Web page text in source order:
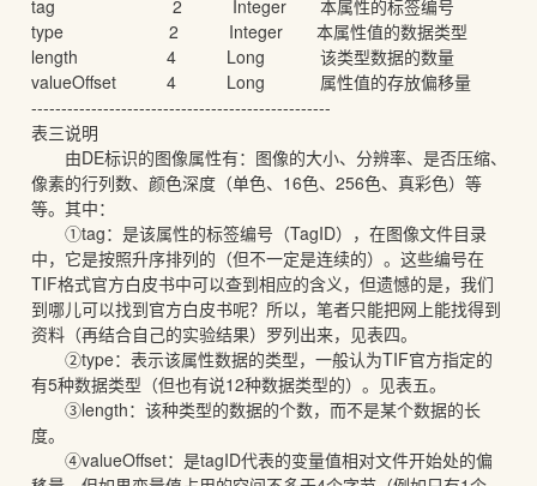
tag 2 Integer 本属性的标签编号
type 2 Integer 本属性值的数据类型
length 4 Long 该类型数据的数量
valueOffset 4 Long 属性值的存放偏移量
--------------------------------------------------
表三说明
由DE标识的图像属性有：图像的大小、分辨率、是否压缩、
像素的行列数、颜色深度（单色、16色、256色、真彩色）等
等。其中：
①tag：是该属性的标签编号（TagID），在图像文件目录
中，它是按照升序排列的（但不一定是连续的）。这些编号在
TIF格式官方白皮书中可以查到相应的含义，但遗憾的是，我们
到哪儿可以找到官方白皮书呢？所以，笔者只能把网上能找得到
资料（再结合自己的实验结果）罗列出来，见表四。
②type：表示该属性数据的类型，一般认为TIF官方指定的
有5种数据类型（但也有说12种数据类型的）。见表五。
③length：该种类型的数据的个数，而不是某个数据的长
度。
④valueOffset：是tagID代表的变量值相对文件开始处的偏